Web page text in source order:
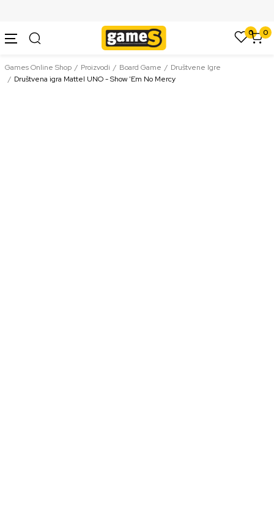
0 0
Games Online Shop Proizvodi Board Game
Društvene Igre
Društvena igra Mattel UNO - Show 'Em No Mercy